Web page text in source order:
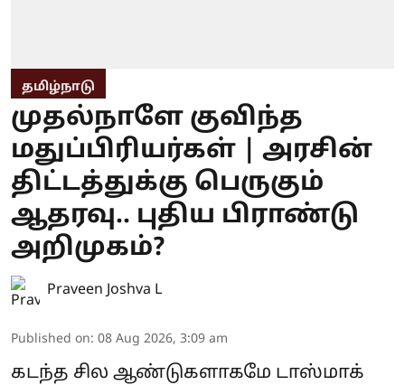
தமிழ்நாடு
முதல்நாளே குவிந்த
மதுப்பிரியர்கள் | அரசின்
திட்டத்துக்கு பெருகும்
ஆதரவு.. புதிய பிராண்டு
அறிமுகம்?
Praveen Joshva L
Published on: 08 Aug 2026, 3:09 am
கடந்த சில ஆண்டுகளாகமே டாஸ்மாக்